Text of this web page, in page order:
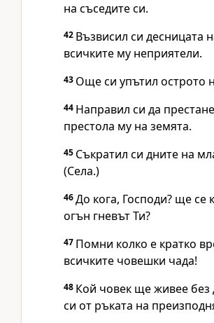
на съседите си.
42 Възвисил си десницата
всичките му неприятели.
43 Още си упътил острото
44 Направил си да
престола му на земята.
45 Съкратил си дните на
(Села.)
46До кога, Господи? ще се
огън гневът Ти?
47 Помни колко е кратко
всичките човешки чада!
48 Кой човек ще живее
си от ръката на